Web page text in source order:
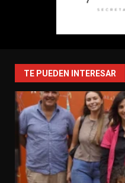
TE PUEDEN INTERESAR